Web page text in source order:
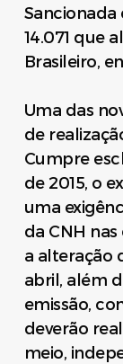
Sancionada
14.071 que
Brasileiro,
Uma das
de
Cumpre
de 2015, o
uma
da CNH
a alteração
abril, além
emissão,
deverão
meio,